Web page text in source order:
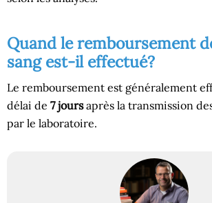
Quand le remboursement
sang est-il effectué?
Le remboursement est généralement
délai de 7 joursaprès la transmission
par le laboratoire.